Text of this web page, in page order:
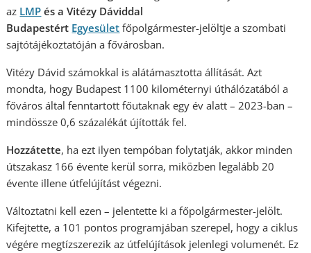
az LMP és a Vitézy Dáviddal
Budapestért Egyesület főpolgármester-jelöltje a szombati
sajtótájékoztatóján a fővárosban.
Vitézy Dávid számokkal is alátámasztotta állítását. Azt
mondta, hogy Budapest 1100 kilométernyi úthálózatából a
főváros által fenntartott főutaknak egy év alatt – 2023-ban –
mindössze 0,6 százalékát újították fel.
Hozzátette, ha ezt ilyen tempóban folytatják, akkor minden
útszakasz 166 évente kerül sorra, miközben legalább 20
évente illene útfelújítást végezni.
Változtatni kell ezen – jelentette ki a főpolgármester-jelölt.
Kifejtette, a 101 pontos programjában szerepel, hogy a ciklus
végére megtízszerezik az útfelújítások jelenlegi volumenét. Ez